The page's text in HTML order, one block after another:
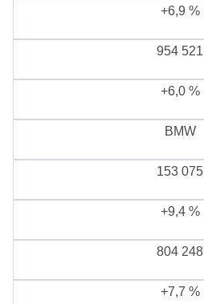
+6,9 %
954 521
+6,0 %
BMW
153 075
+9,4 %
804 248
+7,7 %